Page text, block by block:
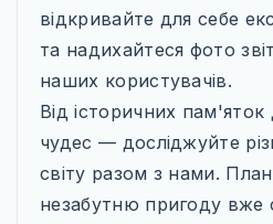
відкривайте для себе
та надихайтеся фото
наших користувачів.
Від історичних
чудес — досліджуйте
світу разом з нами.
незабутню пригоду вже